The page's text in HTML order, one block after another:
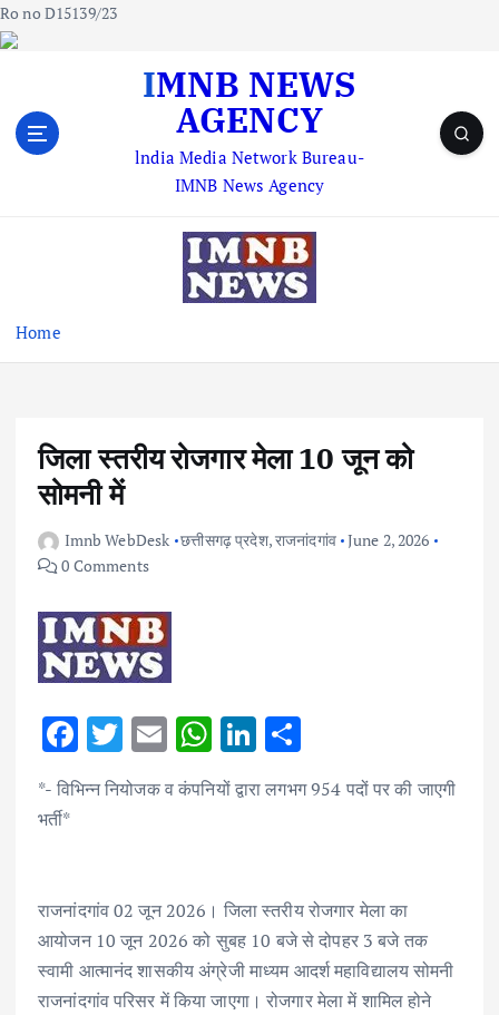
Ro no D15139/23
IMNB NEWS
AGENCY
lndia Media Network Bureau-
IMNB News Agency
Home
जिला स्तरीय रोजगार मेला 10 जून को
सोमनी में
Imnb WebDesk छत्तीसगढ़ प्रदेश,राजनांदगांव June 2, 2026
0 Comments
F
ac
e
o
k
T
w
it
E
m
ai
W
h
at
p
p
Li
k
n
ar
*- विभिन्न नियोजक व कंपनियों द्वारा लगभग 954 पदों पर की जाएगी
भर्ती*
राजनांदगांव 02 जून 2026। जिला स्तरीय रोजगार मेला का
आयोजन 10 जून 2026 को सुबह 10 बजे से दोपहर 3 बजे तक
स्वामी आत्मानंद शासकीय अंग्रेजी माध्यम आदर्श महाविद्यालय सोमनी
राजनांदगांव परिसर में किया जाएगा। रोजगार मेला में शामिल होने